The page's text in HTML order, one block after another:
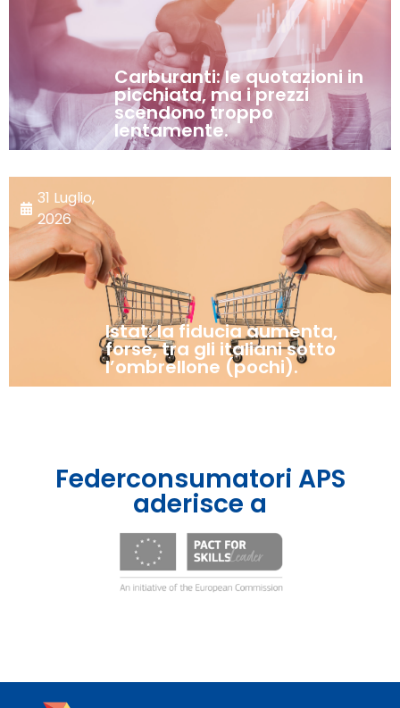
Carburanti: le quotazioni in
picchiata, ma i prezzi
scendono troppo
lentamente.
31 Luglio,
2026
Istat: la fiducia aumenta,
forse, tra gli italiani sotto
l’ombrellone (pochi).
Federconsumatori APS
aderisce a